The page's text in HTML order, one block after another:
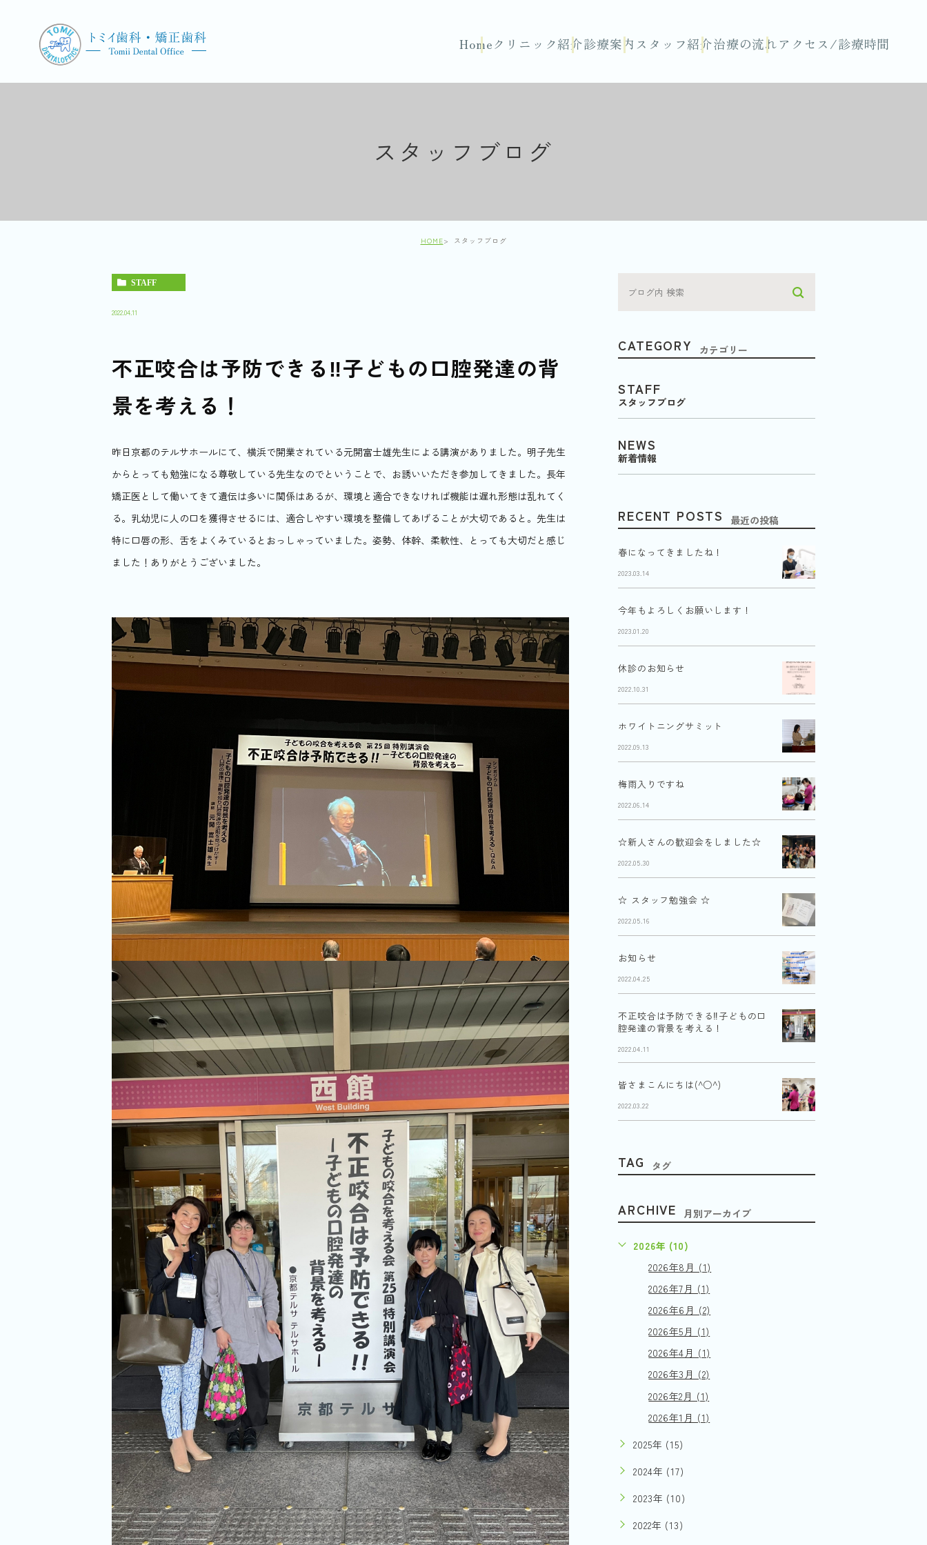
Homeクリニック紹介診療案内スタッフ紹介治療の流れアクセス/診療時間
スタッフブログ
HOME スタッフブログ
STAFF
2022.04.11
不正咬合は予防できる‼︎子どもの口腔発達の背
景を考える！
昨日京都のテルサホールにて、横浜で開業されている元開富士雄先生による講演がありました。明子先生
からとっても勉強になる尊敬している先生なのでということで、お誘いいただき参加してきました。長年
矯正医として働いてきて遺伝は多いに関係はあるが、環境と適合できなければ機能は遅れ形態は乱れてく
る。乳幼児に人の口を獲得させるには、適合しやすい環境を整備してあげることが大切であると。先生は
特に口唇の形、舌をよくみているとおっしゃっていました。姿勢、体幹、柔軟性、とっても大切だと感じ
ました！ありがとうございました。
CATEGORY カテゴリー
STAFF
スタッフブログ
NEWS
新着情報
RECENT POSTS 最近の投稿
春になってきましたね！
2023.03.14
今年もよろしくお願いします！
2023.01.20
休診のお知らせ
2022.10.31
ホワイトニングサミット
2022.09.13
梅雨入りですね
2022.06.14
☆新人さんの歓迎会をしました☆
2022.05.30
☆ スタッフ勉強会 ☆
2022.05.16
お知らせ
2022.04.25
不正咬合は予防できる‼︎子どもの口
腔発達の背景を考える！
2022.04.11
皆さまこんにちは(^○^)
2022.03.22
TAG タグ
ARCHIVE 月別アーカイブ
2026年 (10)
2026年8月 (1)
2026年7月 (1)
2026年6月 (2)
2026年5月 (1)
2026年4月 (1)
2026年3月 (2)
2026年2月 (1)
2026年1月 (1)
2025年 (15)
2024年 (17)
2023年 (10)
2022年 (13)